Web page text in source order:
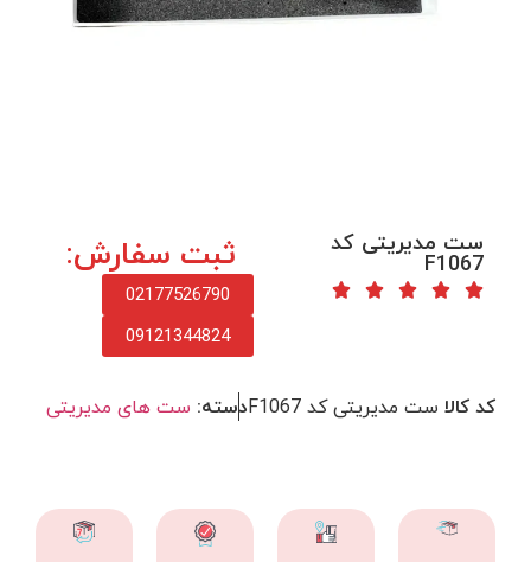
ست مدیریتی کد
F1067 ثبت سفارش:
02177526790
09121344824
کد کالا ست مدیریتی کد F1067 دسته: ست های مدیریتی